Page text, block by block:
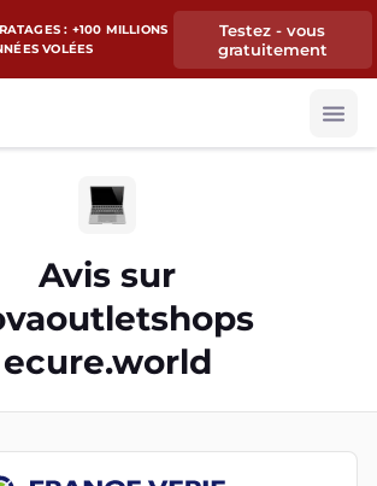
: +100 MILLIONS
VOLÉES
Testez - vous
gratuitement
Avis sur
ecure.world